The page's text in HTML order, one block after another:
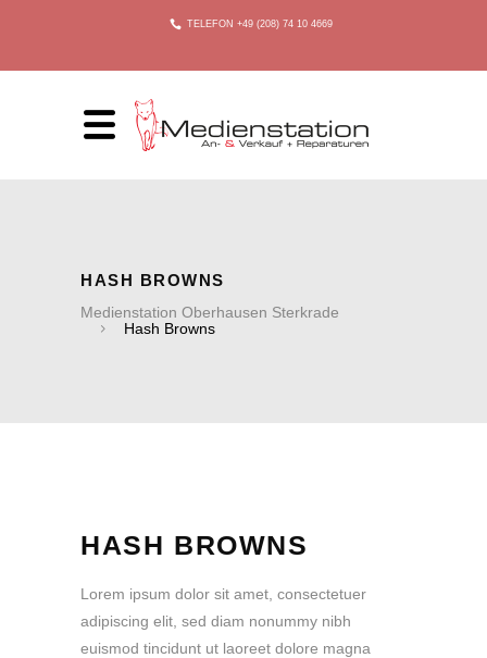
TELEFON +49 (208) 74 10 4669
HASH BROWNS
Medienstation Oberhausen Sterkrade
Hash Browns
HASH BROWNS
Lorem ipsum dolor sit amet, consectetuer
adipiscing elit, sed diam nonummy nibh
euismod tincidunt ut laoreet dolore magna